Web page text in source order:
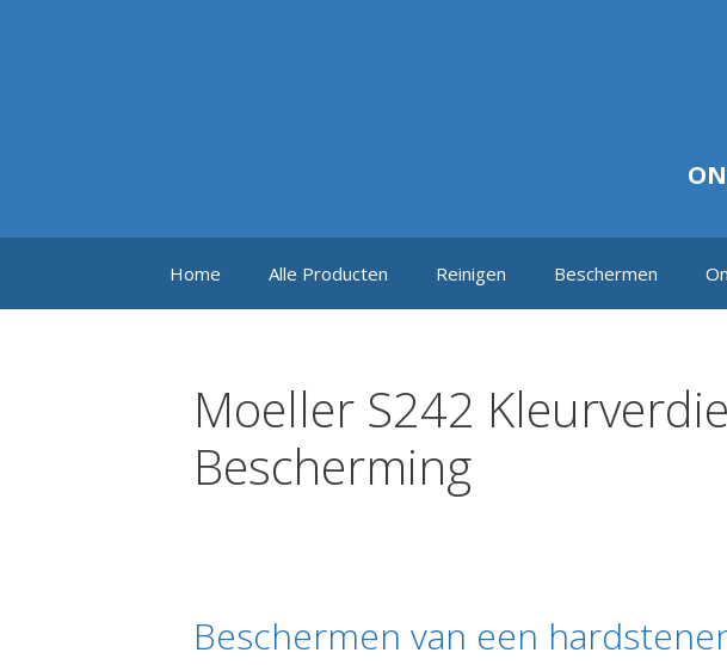
Home Alle Producten Reinigen Beschermen
Moeller S242
Bescherming
Beschermen van een